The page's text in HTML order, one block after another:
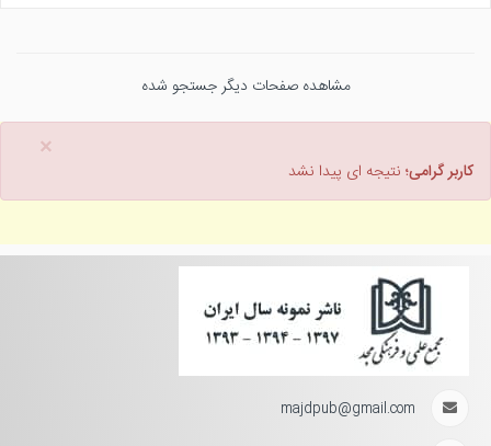
مشاهده صفحات دیگر جستجو شده
×
کاربر گرامی؛ نتیجه ای پیدا نشد
majdpub@gmail.com